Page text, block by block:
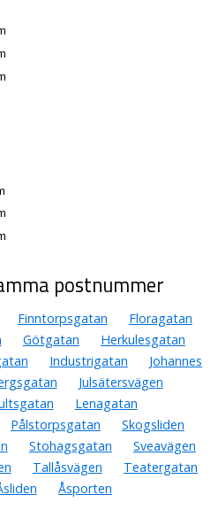
postnummer
Finntorpsgatan
Floragatan
Götgatan
Herkulesgatan
Industrigatan
Johannes
Julsätersvägen
Lenagatan
Pålstorpsgatan
Skogsliden
Stohagsgatan
Sveavägen
Tallåsvägen
Teatergatan
Åsporten